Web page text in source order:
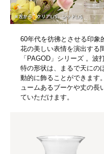
60年代を彷彿とさせる印象
花の美しい表情を演出する
「PAGOD」シリーズ 。波
特の形状は、まるで天にの
動的に飾ることができます
ュームあるブーケや丈の長
ていただけます。